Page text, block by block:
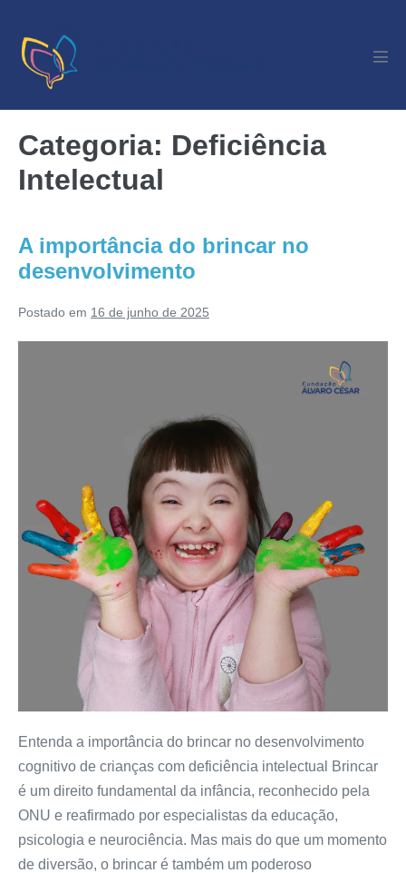
Categoria: Deficiência
Intelectual
A importância do brincar no
desenvolvimento
Postado em 16 de junho de 2025
Entenda a importância do brincar no desenvolvimento
cognitivo de crianças com deficiência intelectual Brincar
é um direito fundamental da infância, reconhecido pela
ONU e reafirmado por especialistas da educação,
psicologia e neurociência. Mas mais do que um momento
de diversão, o brincar é também um poderoso